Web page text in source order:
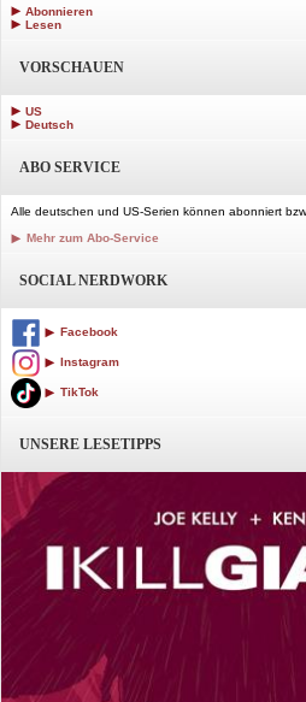
Abonnieren
Lesen
VORSCHAUEN
US
Deutsch
ABO SERVICE
Alle deutschen und US-Serien können abonniert
Mehr zum Abo-Service
SOCIAL NERDWORK
Facebook
Instagram
TikTok
UNSERE LESETIPPS